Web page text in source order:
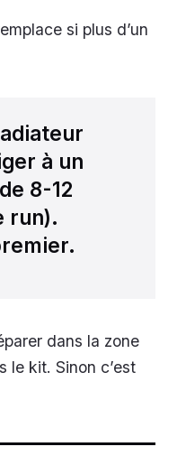
si plus d’un
à un
8-12
run).
dans la zone
le kit. Sinon c’est